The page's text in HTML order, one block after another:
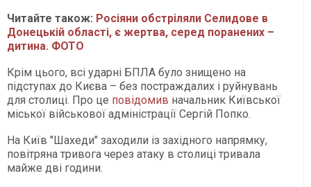
Читайте також: Росіяни обстріляли Селидове в
Донецькій області, є жертва, серед поранених –
дитина. ФОТО
Крім цього, всі ударні БПЛА було знищено на
підступах до Києва – без постраждалих і руйнувань
для столиці. Про це повідомив начальник Київської
міської військової адміністрації Сергій Попко.
На Київ "Шахеди" заходили із західного напрямку,
повітряна тривога через атаку в столиці тривала
майже дві години.